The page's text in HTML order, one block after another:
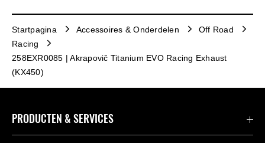
Startpagina Accessoires & Onderdelen
Off Road
Racing
258EXR0085 | Akrapovič Titanium EVO Racing Exhaust
(KX450)
PRODUCTEN & SERVICES